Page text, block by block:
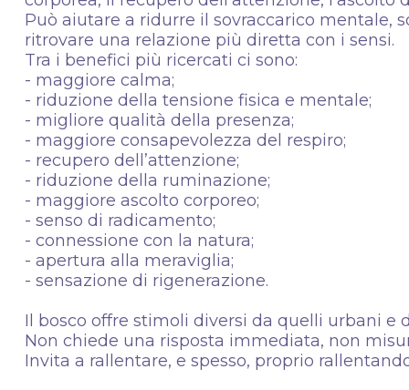
Può aiutare a ridurre il sovraccarico mentale,
ritrovare una relazione più diretta con i sensi.
Tra i benefici più ricercati ci sono:
- maggiore calma;
- riduzione della tensione fisica e mentale;
- migliore qualità della presenza;
- maggiore consapevolezza del respiro;
- recupero dell’attenzione;
- riduzione della ruminazione;
- maggiore ascolto corporeo;
- senso di radicamento;
- connessione con la natura;
- apertura alla meraviglia;
- sensazione di rigenerazione.
Il bosco offre stimoli diversi da quelli urbani e
Non chiede una risposta immediata, non
Invita a rallentare, e spesso, proprio